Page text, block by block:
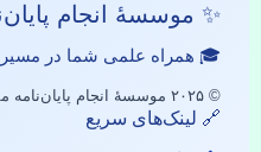
✨ موسسهٔ انجام
🎓 همراه علمی شما در
© ۲۰۲۵ موسسهٔ انجام پایان‌نامه ممتد — تمامی حقوق محفوظ است.
🔗 لینک‌های سریع